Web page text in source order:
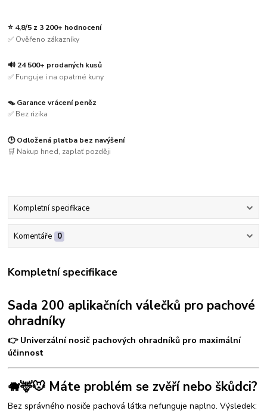
⭐ 4,8/5 z 3 200+ hodnocení
✅ Ověřeno zákazníky
🔊 24 500+ prodaných kusů
✅ Funguje i na opatrné kuny
🪤 Garance vrácení peněz
✅ Bez rizika
🕒 Odložená platba bez navýšení
🛒 Nakup hned, zaplať později
Kompletní specifikace
Komentáře 0
Kompletní specifikace
Sada 200 aplikačních válečků pro pachové
ohradníky
👉 Univerzální nosič pachových ohradníků pro maximální
účinnost
🐗🦌🐭 Máte problém se zvěří nebo škůdci?
Bez správného nosiče pachová látka nefunguje naplno. Výsledek: